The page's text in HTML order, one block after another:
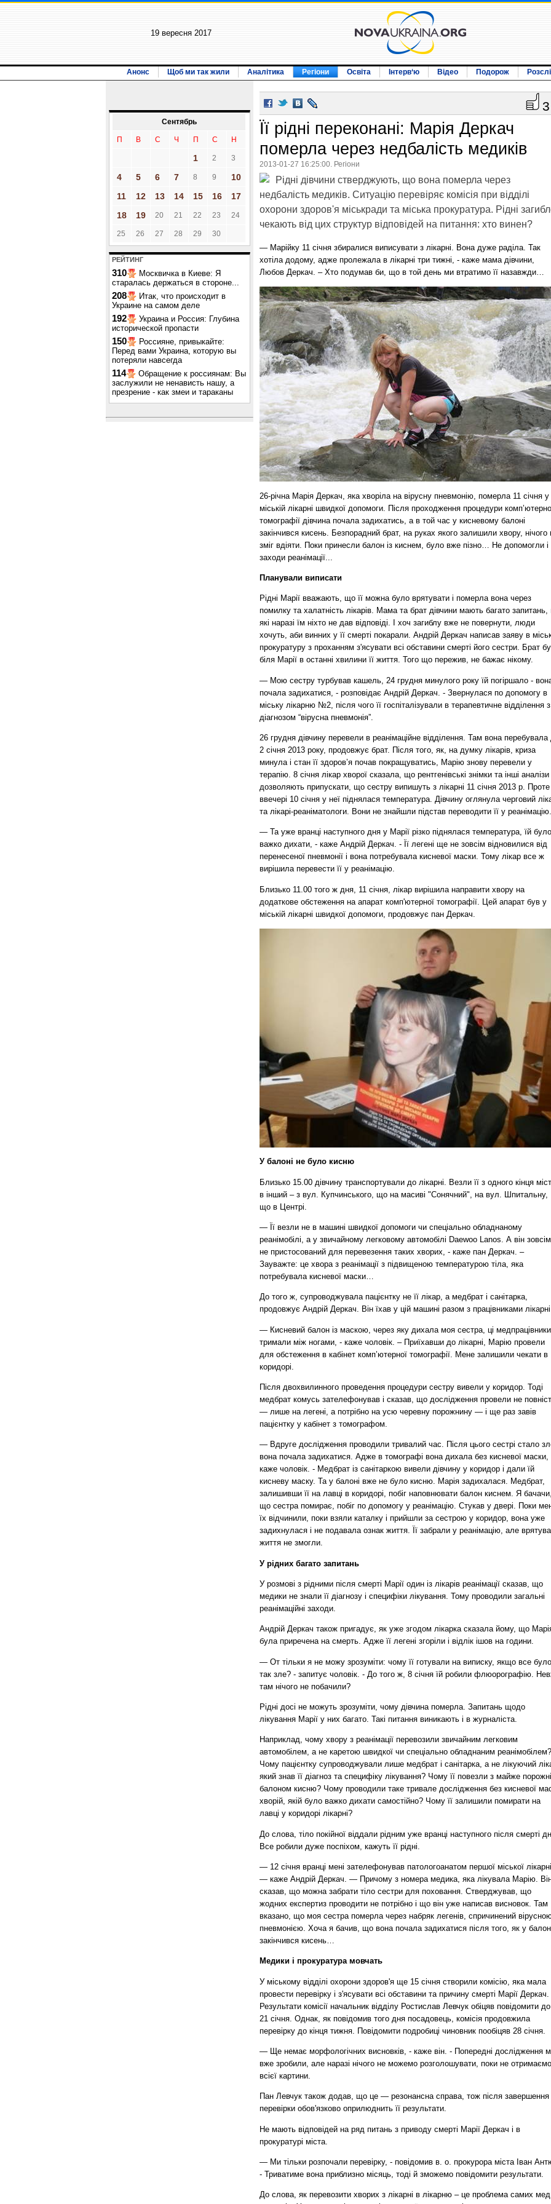
19 вересня 2017
Анонс Щоб ми так жили Аналітика Регіони Освіта Інтерв‘ю Відео Подорож
Сентябрь
П В С Ч П С Н
1 2 3
4 5 6 7 8 9
10
11
12 13 14 15 16
17
18
19 20 21 22 23 24
25 26 27 28 29 30
РЕЙТИНГ
310
Москвичка в Киеве: Я
старалась держаться в стороне...
208
Итак, что происходит в
Украине на самом деле
192
Украина и Россия: Глубина
исторической пропасти
150
Россияне, привыкайте:
Перед вами Украина, которую вы
потеряли навсегда
114
Обращение к россиянам: Вы
заслужили не ненависть нашу, а
презрение - как змеи и тараканы
3
Її рідні переконані: Марія Деркач
померла через недбалість медиків
2013-01-27 16:25:00. Регіони
Рідні дівчини стверджують, що вона померла через
недбалість медиків. Ситуацію перевіряє комісія при відділі
охорони здоров'я міськради та міська прокуратура. Рідні
чекають від цих структур відповідей на питання: хто винен?
— Марійку 11 січня збиралися виписувати з лікарні. Вона дуже раділа. Так
хотіла додому, адже пролежала в лікарні три тижні, - каже мама дівчини,
Любов Деркач. – Хто подумав би, що в той день ми втратимо її назавжди…
26-річна Марія Деркач, яка хворіла на вірусну пневмонію, померла 11 січня у
міській лікарні швидкої допомоги. Після проходження процедури
томографії дівчина почала задихатись, а в той час у кисневому балоні
закінчився кисень. Безпорадний брат, на руках якого залишили хвору, нічого
зміг вдіяти. Поки принесли балон із киснем, було вже пізно… Не допомогли і
заходи реанімації...
Планували виписати
Рідні Марії вважають, що її можна було врятувати і померла вона через
помилку та халатність лікарів. Мама та брат дівчини мають багато запитань,
які наразі їм ніхто не дав відповіді. І хоч загиблу вже не повернути, люди
хочуть, аби винних у її смерті покарали. Андрій Деркач написав заяву в
прокуратуру з проханням з'ясувати всі обставини смерті його сестри. Брат
біля Марії в останні хвилини її життя. Того що пережив, не бажає нікому.
— Мою сестру турбував кашель, 24 грудня минулого року їй погіршало -
почала задихатися, - розповідає Андрій Деркач. - Звернулася по допомогу в
міську лікарню №2, після чого її госпіталізували в терапевтичне відділення з
діагнозом “вірусна пневмонія”.
26 грудня дівчину перевели в реанімаційне відділення. Там вона перебувала
2 січня 2013 року, продовжує брат. Після того, як, на думку лікарів, криза
минула і стан її здоров’я почав покращуватись, Марію знову перевели у
терапію. 8 січня лікар хворої сказала, що рентгенівські знімки та інші аналізи
дозволяють припускати, що сестру випишуть з лікарні 11 січня 2013 р. Проте
ввечері 10 січня у неї піднялася температура. Дівчину оглянула черговий
та лікарі-реаніматологи. Вони не знайшли підстав переводити її у реанімацію.
— Та уже вранці наступного дня у Марії різко піднялася температура, їй було
важко дихати, - каже Андрій Деркач. - Її легені ще не зовсім відновилися від
перенесеної пневмонії і вона потребувала кисневої маски. Тому лікар все ж
вирішила перевести її у реанімацію.
Близько 11.00 того ж дня, 11 січня, лікар вирішила направити хвору на
додаткове обстеження на апарат комп'ютерної томографії. Цей апарат був у
міській лікарні швидкої допомоги, продовжує пан Деркач.
У балоні не було кисню
Близько 15.00 дівчину транспортували до лікарні. Везли її з одного кінця
в інший – з вул. Купчинського, що на масиві "Сонячний", на вул. Шпитальну,
що в Центрі.
— Її везли не в машині швидкої допомоги чи спеціально обладнаному
реанімобілі, а у звичайному легковому автомобілі Daewoo Lanos. А він зовсім
не пристосований для перевезення таких хворих, - каже пан Деркач. –
Зауважте: це хвора з реанімації з підвищеною температурою тіла, яка
потребувала кисневої маски…
До того ж, супроводжувала пацієнтку не її лікар, а медбрат і санітарка,
продовжує Андрій Деркач. Він їхав у цій машині разом з працівниками
— Кисневий балон із маскою, через яку дихала моя сестра, ці медпрацівники
тримали між ногами, - каже чоловік. – Приїхавши до лікарні, Марію провели
для обстеження в кабінет комп’ютерної томографії. Мене залишили чекати в
коридорі.
Після двохвилинного проведення процедури сестру вивели у коридор. Тоді
медбрат комусь зателефонував і сказав, що дослідження провели не
— лише на легені, а потрібно на усю черевну порожнину — і ще раз завів
пацієнтку у кабінет з томографом.
— Вдруге дослідження проводили тривалий час. Після цього сестрі стало
вона почала задихатися. Адже в томографі вона дихала без кисневої маски,
каже чоловік. - Медбрат із санітаркою вивели дівчину у коридор і дали їй
кисневу маску. Та у балоні вже не було кисню. Марія задихалася. Медбрат,
залишивши її на лавці в коридорі, побіг наповнювати балон киснем. Я
що сестра помирає, побіг по допомогу у реанімацію. Стукав у двері. Поки
їх відчинили, поки взяли каталку і прийшли за сестрою у коридор, вона уже
задихнулася і не подавала ознак життя. Її забрали у реанімацію, але
життя не змогли.
У рідних багато запитань
У розмові з рідними після смерті Марії один із лікарів реанімації сказав, що
медики не знали її діагнозу і специфіки лікування. Тому проводили загальні
реанімаційні заходи.
Андрій Деркач також пригадує, як уже згодом лікарка сказала йому, що
була приречена на смерть. Адже її легені згоріли і відлік ішов на години.
— От тільки я не можу зрозуміти: чому її готували на виписку, якщо все було
так зле? - запитує чоловік. - До того ж, 8 січня їй робили флюорографію.
там нічого не побачили?
Рідні досі не можуть зрозуміти, чому дівчина померла. Запитань щодо
лікування Марії у них багато. Такі питання виникають і в журналіста.
Наприклад, чому хвору з реанімації перевозили звичайним легковим
автомобілем, а не каретою швидкої чи спеціально обладнаним реанімобілем?
Чому пацієнтку супроводжували лише медбрат і санітарка, а не лікуючий
який знав її діагноз та специфіку лікування? Чому її повезли з майже
балоном кисню? Чому проводили таке тривале дослідження без кисневої
хворій, якій було важко дихати самостійно? Чому її залишили помирати на
лавці у коридорі лікарні?
До слова, тіло покійної віддали рідним уже вранці наступного після смерті
Все робили дуже поспіхом, кажуть її рідні.
— 12 січня вранці мені зателефонував патологоанатом першої міської
— каже Андрій Деркач. — Причому з номера медика, яка лікувала Марію.
сказав, що можна забрати тіло сестри для поховання. Стверджував, що
жодних експертиз проводити не потрібно і що він уже написав висновок. Там
вказано, що моя сестра померла через набряк легенів, спричинений
пневмонією. Хоча я бачив, що вона почала задихатися після того, як у
закінчився кисень…
Медики і прокуратура мовчать
У міському відділі охорони здоров'я ще 15 січня створили комісію, яка мала
провести перевірку і з'ясувати всі обставини та причину смерті Марії Деркач.
Результати комісії начальник відділу Ростислав Левчук обіцяв повідомити до
21 січня. Однак, як повідомив того дня посадовець, комісія продовжила
перевірку до кінця тижня. Повідомити подробиці чиновник пообіцяв 28 січня.
— Ще немає морфологічних висновків, - каже він. - Попередні дослідження
вже зробили, але наразі нічого не можемо розголошувати, поки не отримаємо
всієї картини.
Пан Левчук також додав, що це — резонансна справа, тож після завершення
перевірки обов'язково оприлюднить її результати.
Не мають відповідей на ряд питань з приводу смерті Марії Деркач і в
прокуратурі міста.
— Ми тільки розпочали перевірку, - повідомив в. о. прокурора міста Іван
- Триватиме вона приблизно місяць, тоді й зможемо повідомити результати.
До слова, як перевозити хворих з лікарні в лікарню – це проблема самих мед